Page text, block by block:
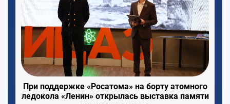
При поддержке «Росатома» на борту атомного
ледокола «Ленин» открылась выставка памяти